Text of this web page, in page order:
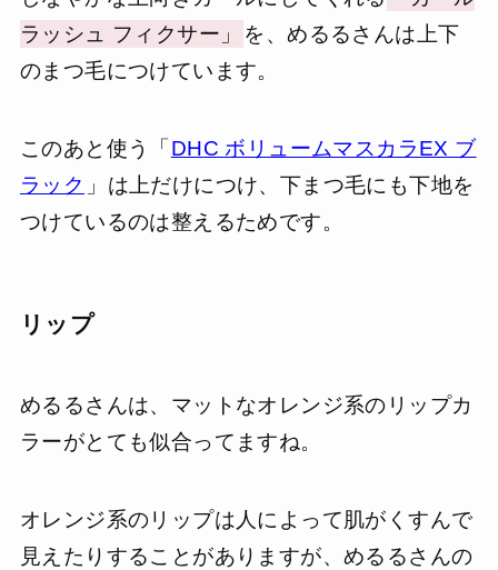
ラッシュ フィクサー」
を、めるるさんは上下
のまつ毛につけています。
このあと使う「 DHC ボリュームマスカラEX ブ
ラック 」は上だけにつけ、下まつ毛にも下地を
つけているのは整えるためです。
リップ
めるるさんは、マットなオレンジ系のリップカ
ラーがとても似合ってますね。
オレンジ系のリップは人によって肌がくすんで
見えたりすることがありますが、めるるさんの